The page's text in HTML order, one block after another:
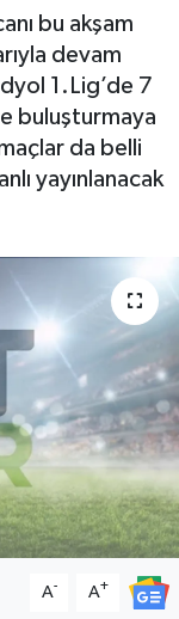
bu akşam
devam
1.Lig’de 7
buluşturmaya
maçlar da belli
yayınlanacak
A- A+